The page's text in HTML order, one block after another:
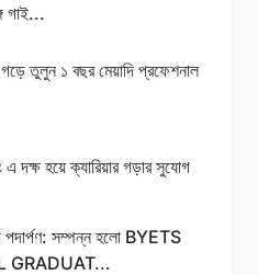
গাই...
গড়ে তুলুন ১ বছর মেয়াদি প্রফেশনাল
দক্ষ হয়ে ক্যারিয়ার গড়ার সুযোগ
পদার্পণ: সম্পন্ন হলো BYETS
GRADUAT...